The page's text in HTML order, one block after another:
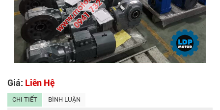
Giá: Liên Hệ
CHI TIẾT BÌNH LUẬN